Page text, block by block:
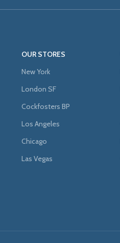
OUR STORES
New York
London SF
Cockfosters BP
Los Angeles
Chicago
Las Vegas